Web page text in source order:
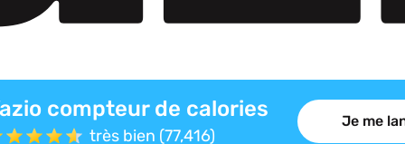
compteur de calories
très bien (77,416)
Je me